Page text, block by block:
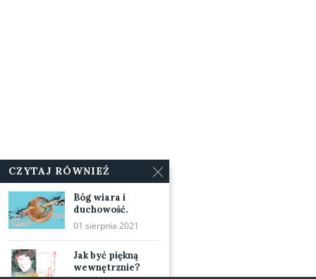
CZYTAJ RÓWNIEŻ
Bóg wiara i
duchowość.
01 sierpnia 2021
Jak być piękną
wewnętrznie?